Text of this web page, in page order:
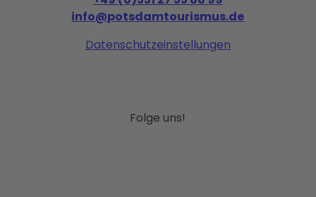
info@potsdamtourismus.de
Datenschutzeinstellungen
Folge uns!